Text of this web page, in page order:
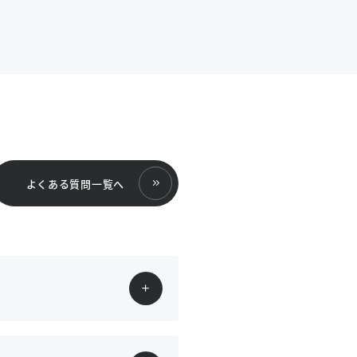
よくある質問一覧へ